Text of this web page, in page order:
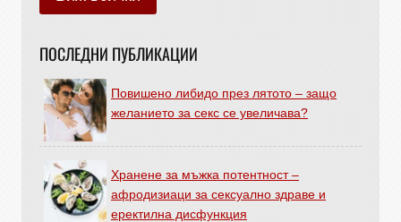
ПОСЛЕДНИ ПУБЛИКАЦИИ
Повишено либидо през лятото – защо
желанието за секс се увеличава?
Хранене за мъжка потентност –
афродизиаци за сексуално здраве и
еректилна дисфункция